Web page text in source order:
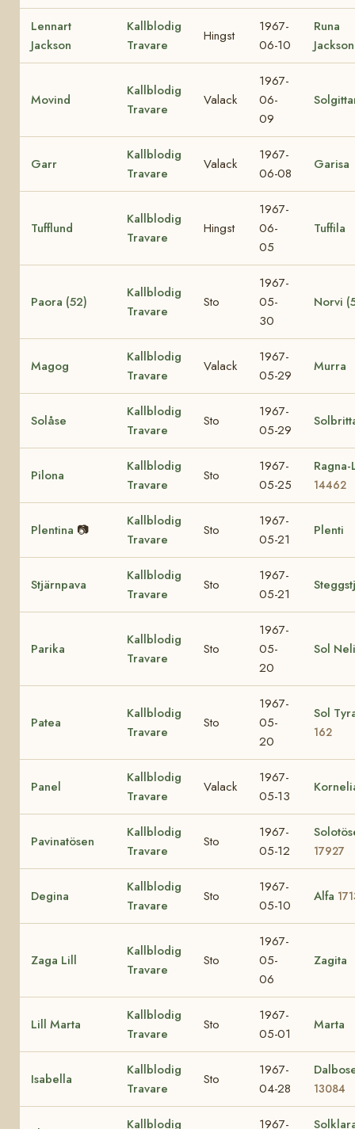
Lennart
Jackson
Kallblodig
Travare
Hingst
1967-
06-10
Runa
Jackson
Movind
Kallblodig
Travare
Valack
1967-
06-
09
Garr
Kallblodig
Travare
Valack
1967-
06-08
Garisa
Tufflund
Kallblodig
Travare
Hingst
1967-
06-
05
Tuffila
Paora (52)
Kallblodig
Travare
Sto
1967-
05-
30
Norvi
Magog
Kallblodig
Travare
Valack
1967-
05-29
Murra
Solåse
Kallblodig
Travare
Sto
1967-
05-29
Pilona
Kallblodig
Travare
Sto
1967-
05-25
14462
Plentina 📷
Kallblodig
Travare
Sto
1967-
05-21
Plenti
Stjärnpava
Kallblodig
Travare
Sto
1967-
05-21
Parika
Kallblodig
Travare
Sto
1967-
05-
20
Sol Neli
Patea
Kallblodig
Travare
Sto
1967-
05-
20
Sol
162
Panel
Kallblodig
Travare
Valack
1967-
05-13
Pavinatösen
Kallblodig
Travare
Sto
1967-
05-12
17927
Degina
Kallblodig
Travare
Sto
1967-
05-10
Alfa
Zaga Lill
Kallblodig
Travare
Sto
1967-
05-
06
Zagita
Lill Marta
Kallblodig
Travare
Sto
1967-
05-01
Marta
Isabella
Kallblodig
Travare
Sto
1967-
04-28
13084
Kallblodig 1967-